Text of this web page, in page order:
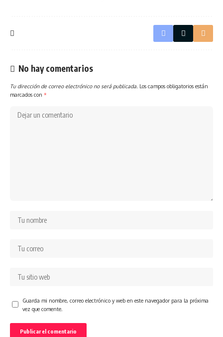
No hay comentarios
Tu dirección de correo electrónico no será publicada. Los campos obligatorios están
marcados con *
Guarda mi nombre, correo electrónico y web en este navegador para la próxima
vez que comente.